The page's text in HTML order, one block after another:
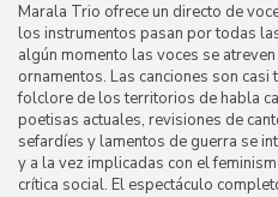
Marala Trio ofrece un directo de
los instrumentos pasan por todas
algún momento las voces se
ornamentos. Las canciones son
folclore de los territorios de habla
poetisas actuales, revisiones de
sefardíes y lamentos de guerra se
y a la vez implicadas con el
crítica social. El espectáculo